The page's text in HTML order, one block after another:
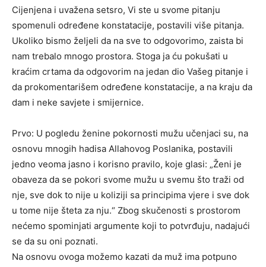
Cijenjena i uvažena setsro, Vi ste u svome pitanju
spomenuli određene konstatacije, postavili više pitanja.
Ukoliko bismo željeli da na sve to odgovorimo, zaista bi
nam trebalo mnogo prostora. Stoga ja ću pokušati u
kraćim crtama da odgovorim na jedan dio Vašeg pitanje i
da prokomentarišem određene konstatacije, a na kraju da
dam i neke savjete i smijernice.
Prvo: U pogledu ženine pokornosti mužu učenjaci su, na
osnovu mnogih hadisa Allahovog Poslanika, postavili
jedno veoma jasno i korisno pravilo, koje glasi: „Ženi je
obaveza da se pokori svome mužu u svemu što traži od
nje, sve dok to nije u koliziji sa principima vjere i sve dok
u tome nije šteta za nju.“ Zbog skučenosti s prostorom
nećemo spominjati argumente koji to potvrđuju, nadajući
se da su oni poznati.
Na osnovu ovoga možemo kazati da muž ima potpuno